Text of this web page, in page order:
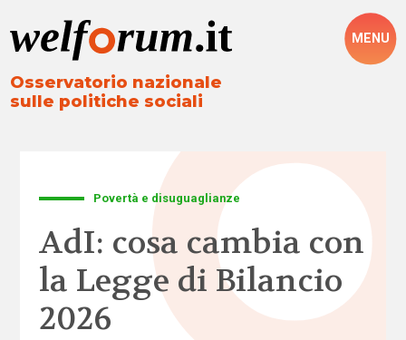
Osservatorio nazionale
sulle politiche sociali
MENU
Povertà e disuguaglianze
AdI: cosa cambia con
la Legge di Bilancio
2026